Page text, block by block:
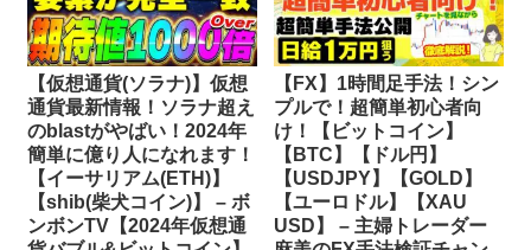
【仮想通貨(ソラナ)】仮想
通貨最新情報！ソラナ超え
のblastがやばい！2024年
簡単に億り人になれます！
【イーサリアム(ETH)】
【shib(柴犬コイン)】 – ボ
ンボンTV【2024年仮想通
【FX】1時間足手法！シン
プルで！超簡単初心者向
け！【ビットコイン】
【BTC】【ドル円】
【USDJPY】【GOLD】
【ユーロドル】【XAU
USD】 – 主婦トレーダー